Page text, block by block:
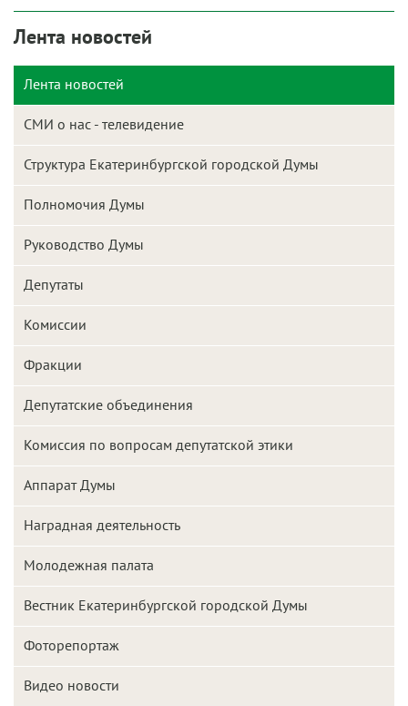
Лента новостей
Лента новостей
СМИ о нас - телевидение
Структура Екатеринбургской городской Думы
Полномочия Думы
Руководство Думы
Депутаты
Комиссии
Фракции
Депутатские объединения
Комиссия по вопросам депутатской этики
Аппарат Думы
Наградная деятельность
Молодежная палата
Вестник Екатеринбургской городской Думы
Фоторепортаж
Видео новости